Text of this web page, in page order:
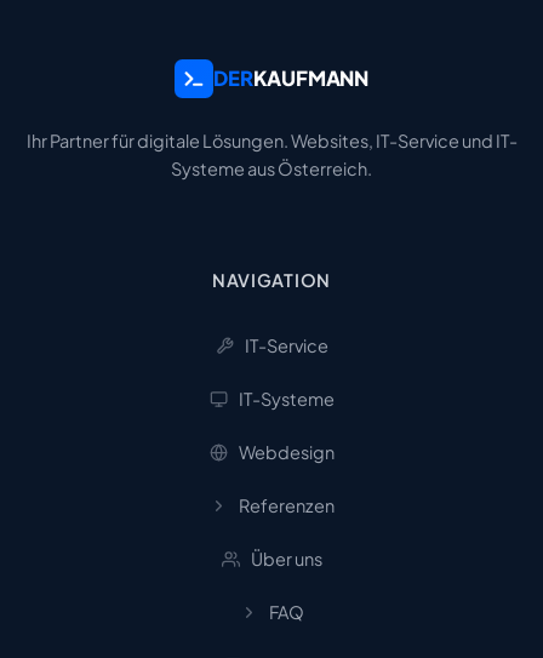
DERKAUFMANN
Ihr Partner für digitale Lösungen. Websites, IT-Service und IT-
Systeme aus Österreich.
NAVIGATION
IT-Service
IT-Systeme
Webdesign
Referenzen
Über uns
FAQ